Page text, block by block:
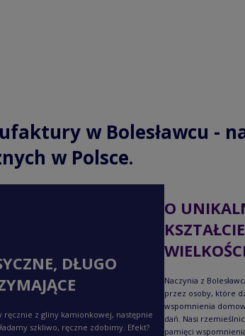
w Bolesławcu -
w Polsce.
DŁUGO
ręcznie z gliny kamionkowej, następnie
szkliwo, ręczne zdobimy. Efekt?
O
Naczynia z
przez osoby, które
wspomnienia
dań. Nasi
pamięci